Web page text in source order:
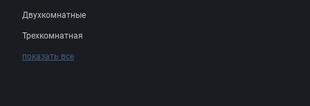
Двухкомнатные
Трехкомнатная
показать все